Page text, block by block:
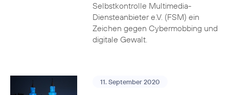
Selbstkontrolle Multimedia-
Diensteanbieter e.V. (FSM) ein
Zeichen gegen Cybermobbing und
digitale Gewalt.
11. September 2020